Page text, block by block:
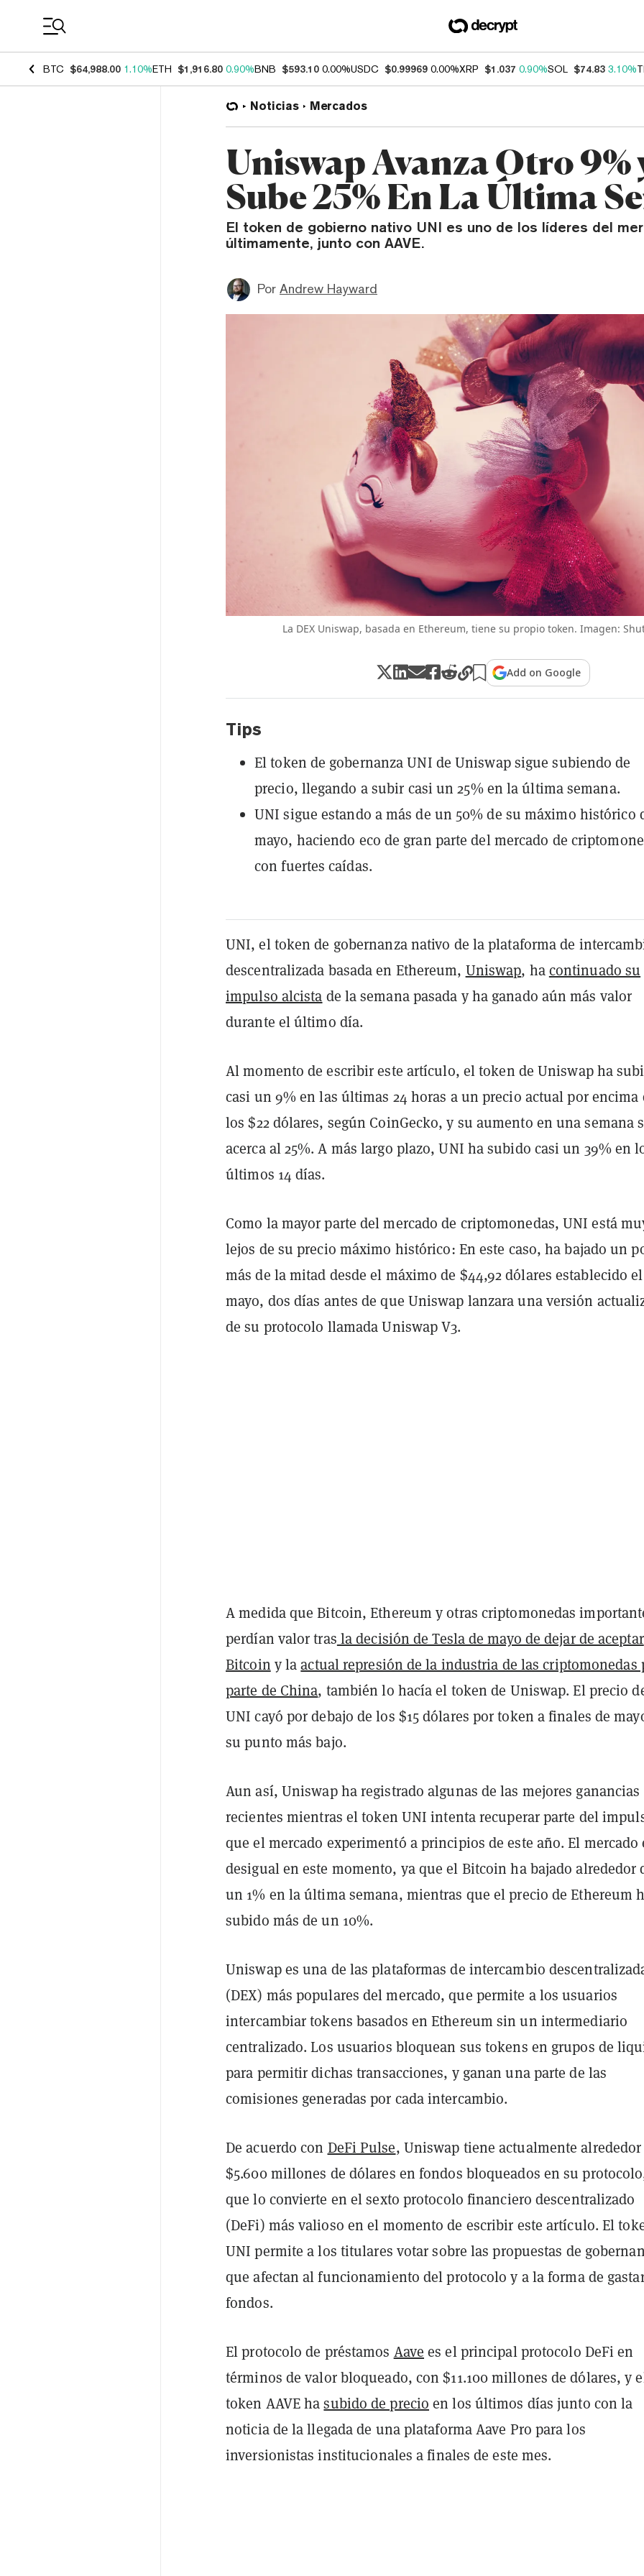
BTC $64,988.00 1.10%ETH $1,916.80 0.90%BNB $593.10 0.00%USDC $0.99969 0.00%XRP $1.037 0.90%SOL $74.83 3.10%
Noticias Mercados
Uniswap Avanza Otro 9%
Sube 25% En La Última
El token de gobierno nativo UNI es uno de los líderes del
últimamente, junto con AAVE.
Por Andrew Hayward
La DEX Uniswap, basada en Ethereum, tiene su propio token. Imagen:
Add on Google
Tips
El token de gobernanza UNI de Uniswap sigue subiendo de
precio, llegando a subir casi un 25% en la última semana.
UNI sigue estando a más de un 50% de su máximo histórico
mayo, haciendo eco de gran parte del mercado de
con fuertes caídas.
UNI, el token de gobernanza nativo de la plataforma de
descentralizada basada en Ethereum, Uniswap, hacontinuado su
impulso alcista de la semana pasada y ha ganado aún más valor
durante el último día.
Al momento de escribir este artículo, el token de Uniswap ha
casi un 9% en las últimas 24 horas a un precio actual por encima
los $22 dólares, según CoinGecko, y su aumento en una semana
acerca al 25%. A más largo plazo, UNI ha subido casi un 39% en
últimos 14 días.
Como la mayor parte del mercado de criptomonedas, UNI está
lejos de su precio máximo histórico: En este caso, ha bajado un
más de la mitad desde el máximo de $44,92 dólares establecido
mayo, dos días antes de que Uniswap lanzara una versión
de su protocolo llamada Uniswap V3.
A medida que Bitcoin, Ethereum y otras criptomonedas
perdían valor tras la decisión de Tesla de mayo de dejar de aceptar
Bitcoin y laactual represión de la industria de las criptomonedas
parte de China, también lo hacía el token de Uniswap. El precio
UNI cayó por debajo de los $15 dólares por token a finales de
su punto más bajo.
Aun así, Uniswap ha registrado algunas de las mejores ganancias
recientes mientras el token UNI intenta recuperar parte del
que el mercado experimentó a principios de este año. El mercado
desigual en este momento, ya que el Bitcoin ha bajado alrededor
un 1% en la última semana, mientras que el precio de Ethereum
subido más de un 10%.
Uniswap es una de las plataformas de intercambio
(DEX) más populares del mercado, que permite a los usuarios
intercambiar tokens basados en Ethereum sin un intermediario
centralizado. Los usuarios bloquean sus tokens en grupos de
para permitir dichas transacciones, y ganan una parte de las
comisiones generadas por cada intercambio.
De acuerdo con DeFi Pulse, Uniswap tiene actualmente alrededor
$5.600 millones de dólares en fondos bloqueados en su
que lo convierte en el sexto protocolo financiero descentralizado
(DeFi) más valioso en el momento de escribir este artículo. El
UNI permite a los titulares votar sobre las propuestas de
que afectan al funcionamiento del protocolo y a la forma de
fondos.
El protocolo de préstamos Aave es el principal protocolo DeFi en
términos de valor bloqueado, con $11.100 millones de dólares, y
token AAVE hasubido de precio en los últimos días junto con la
noticia de la llegada de una plataforma Aave Pro para los
inversionistas institucionales a finales de este mes.